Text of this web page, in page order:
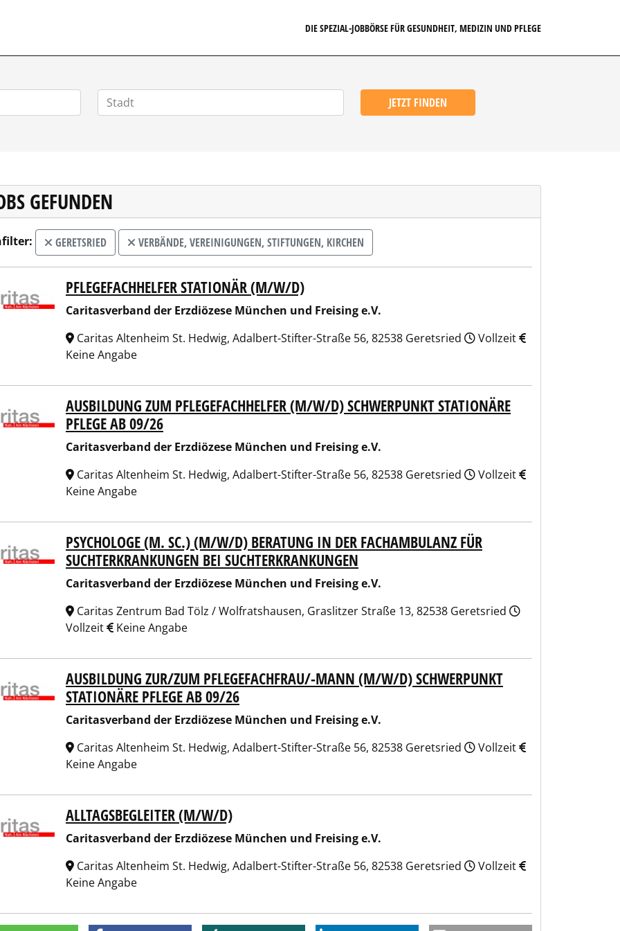
DIE SPEZIAL-JOBBÖRSE FÜR GESUNDHEIT, MEDIZIN UND PFLEGE
JETZT FINDEN
GEFUNDEN
GERETSRIED VERBÄNDE, VEREINIGUNGEN, STIFTUNGEN, KIRCHEN
der Erzdiözese München und Freising e.V.
PFLEGEFACHHELFER STATIONÄR (M/W/D)
Caritasverband der Erzdiözese München und Freising e.V.
Caritas Altenheim St. Hedwig, Adalbert-Stifter-Straße 56, 82538 Geretsried
Vollzeit
Keine Angabe
der Erzdiözese München und Freising e.V.
AUSBILDUNG ZUM PFLEGEFACHHELFER (M/W/D) SCHWERPUNKT STATIONÄRE
PFLEGE AB 09/26
Caritasverband der Erzdiözese München und Freising e.V.
Caritas Altenheim St. Hedwig, Adalbert-Stifter-Straße 56, 82538 Geretsried
Vollzeit
Keine Angabe
der Erzdiözese München und Freising e.V.
PSYCHOLOGE (M. SC.) (M/W/D) BERATUNG IN DER FACHAMBULANZ FÜR
SUCHTERKRANKUNGEN BEI SUCHTERKRANKUNGEN
Caritasverband der Erzdiözese München und Freising e.V.
Caritas Zentrum Bad Tölz / Wolfratshausen, Graslitzer Straße 13, 82538 Geretsried
Vollzeit
Keine Angabe
der Erzdiözese München und Freising e.V.
AUSBILDUNG ZUR/ZUM PFLEGEFACHFRAU/-MANN (M/W/D) SCHWERPUNKT
STATIONÄRE PFLEGE AB 09/26
Caritasverband der Erzdiözese München und Freising e.V.
Caritas Altenheim St. Hedwig, Adalbert-Stifter-Straße 56, 82538 Geretsried
Vollzeit
Keine Angabe
der Erzdiözese München und Freising e.V.
ALLTAGSBEGLEITER (M/W/D)
Caritasverband der Erzdiözese München und Freising e.V.
Caritas Altenheim St. Hedwig, Adalbert-Stifter-Straße 56, 82538 Geretsried
Vollzeit
Keine Angabe